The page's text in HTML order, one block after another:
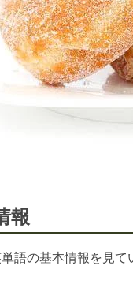
報
語の基本情報を見て